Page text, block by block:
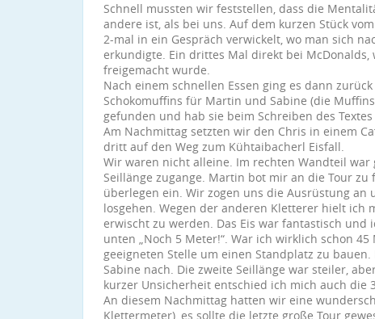
Schnell mussten wir feststellen, dass die
andere ist, als bei uns. Auf dem kurzen Stück
2-mal in ein Gespräch verwickelt, wo man sich
erkundigte. Ein drittes Mal direkt bei McDonalds,
freigemacht wurde.
Nach einem schnellen Essen ging es dann
Schokomuffins für Martin und Sabine (die
gefunden und hab sie beim Schreiben des
Am Nachmittag setzten wir den Chris in einem
dritt auf den Weg zum Kühtaibacherl Eisfall.
Wir waren nicht alleine. Im rechten Wandteil
Seillänge zugange. Martin bot mir an die Tour
überlegen ein. Wir zogen uns die Ausrüstung an
losgehen. Wegen der anderen Kletterer hielt ich
erwischt zu werden. Das Eis war fantastisch und
unten „Noch 5 Meter!“. War ich wirklich schon
geeigneten Stelle um einen Standplatz zu
Sabine nach. Die zweite Seillänge war steiler,
kurzer Unsicherheit entschied ich mich auch die
An diesem Nachmittag hatten wir eine
Klettermeter), es sollte die letzte große Tour